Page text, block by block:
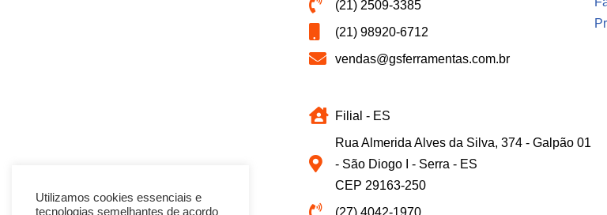
(21) 2509-3385
(21) 98920-6712
vendas@gsferramentas.com.br
Filial - ES
Rua Almerida Alves da Silva, 374 - Galpão 01
- São Diogo I - Serra - ES
CEP 29163-250
(27) 4042-1970
Utilizamos cookies essenciais e
tecnologias semelhantes de acordo